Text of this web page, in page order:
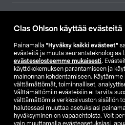
Clas Ohlson käyttää evästeitä
Painamalla ”Hyväksy kaikki evästeet”
evästeitä ja muuta seurantateknologiaa
evästeselosteemme mukaisesti.
käyttökokemuksen parantamiseen ja
mainonnan kohdentamiseen.
välttämättömät, toiminnalliset,
Välttämättömiin evästeisiin ei tarvita
välttämättömiä verkkosivuston sisällön
halutessasi muuttaa asetuksiasi
hyväksyminen on vapaaehtoista. Voit
vain muuttamalla evästeasetuksiasi,
Etsi
SE NO
FI SV